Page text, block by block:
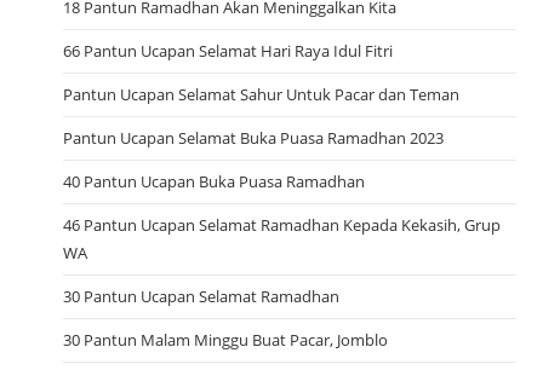
18 Pantun Ramadhan Akan Meninggalkan Kita
66 Pantun Ucapan Selamat Hari Raya Idul Fitri
Pantun Ucapan Selamat Sahur Untuk Pacar dan Teman
Pantun Ucapan Selamat Buka Puasa Ramadhan 2023
40 Pantun Ucapan Buka Puasa Ramadhan
46 Pantun Ucapan Selamat Ramadhan Kepada Kekasih, Grup
WA
30 Pantun Ucapan Selamat Ramadhan
30 Pantun Malam Minggu Buat Pacar, Jomblo